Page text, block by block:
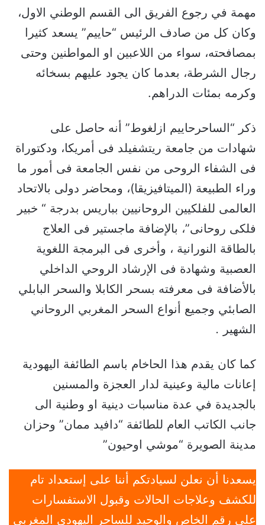
مهمة في رجوع الفريق الى القسم الوطني الاول،
وكان كل من صادف الرئيس “حاييم” يسعد كثيرا
بمصافحته، سواء من اللاعبين او المواطنين وحتى
رجال الشرطة، بعدما كان يجود عليهم بسخائه
وكرمه بمئات الدراهم.
ذكر “الساحرحاييم ازلغوط” أنه حاصل على
شهادات من جامعة ريتشفيلد فى أمريكا، ودكتوراة
فى الشفاء الروحى من نفس الجامعة فى أمور ما
وراء الطبيعة (الميتافيزيقا)، ومحاضر دولى بالاتحاد
العالمى للفلكيين الروحانيين بباريس بدرجة “ خبير
فلكى روحانى”، بالإضافة ماجستير فى العلاج
بالطاقة النورانية ، وأخرى فى البرمجة اللغوية
العصبية وشهادة فى الإرشاد الروحي الداخلي
بالأضافة فى معرفته بسحر الكابلا والسحر البابلي
الصابئي وجميع أنواع السحر المغربي الروحاني
الشهير .
كما كان يقدم هذا الحاخام باسم الطائفة اليهودية
إعانات مالية وعينية لدار العجزة والمسنين
بالجديدة في عدة مناسبات دينية او وطنية الى
جانب الكاتب العام للطائفة “دافيد ممان” وحزان
مدينة الصويرة “موشي اوحيون”
يسعدنا أن نعلن لسيادتكم أننا على إستعداد تام
للكشف وعلاجات الحالات وقبول الاستفسارات
علي رقم الخاص والوحيد للساحر اليهودي المغربي